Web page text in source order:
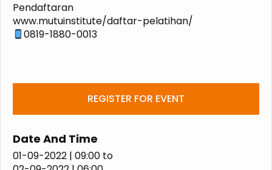
Pendaftaran
www.mutuinstitute/daftar-pelatihan/
0819-1880-0013
REGISTER FOR EVENT
Date And Time
01-09-2022 | 09:00 to